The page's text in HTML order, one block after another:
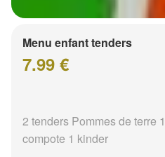
Menu enfant tenders
7.99 €
2 tenders Pommes de terre
compote 1 kinder